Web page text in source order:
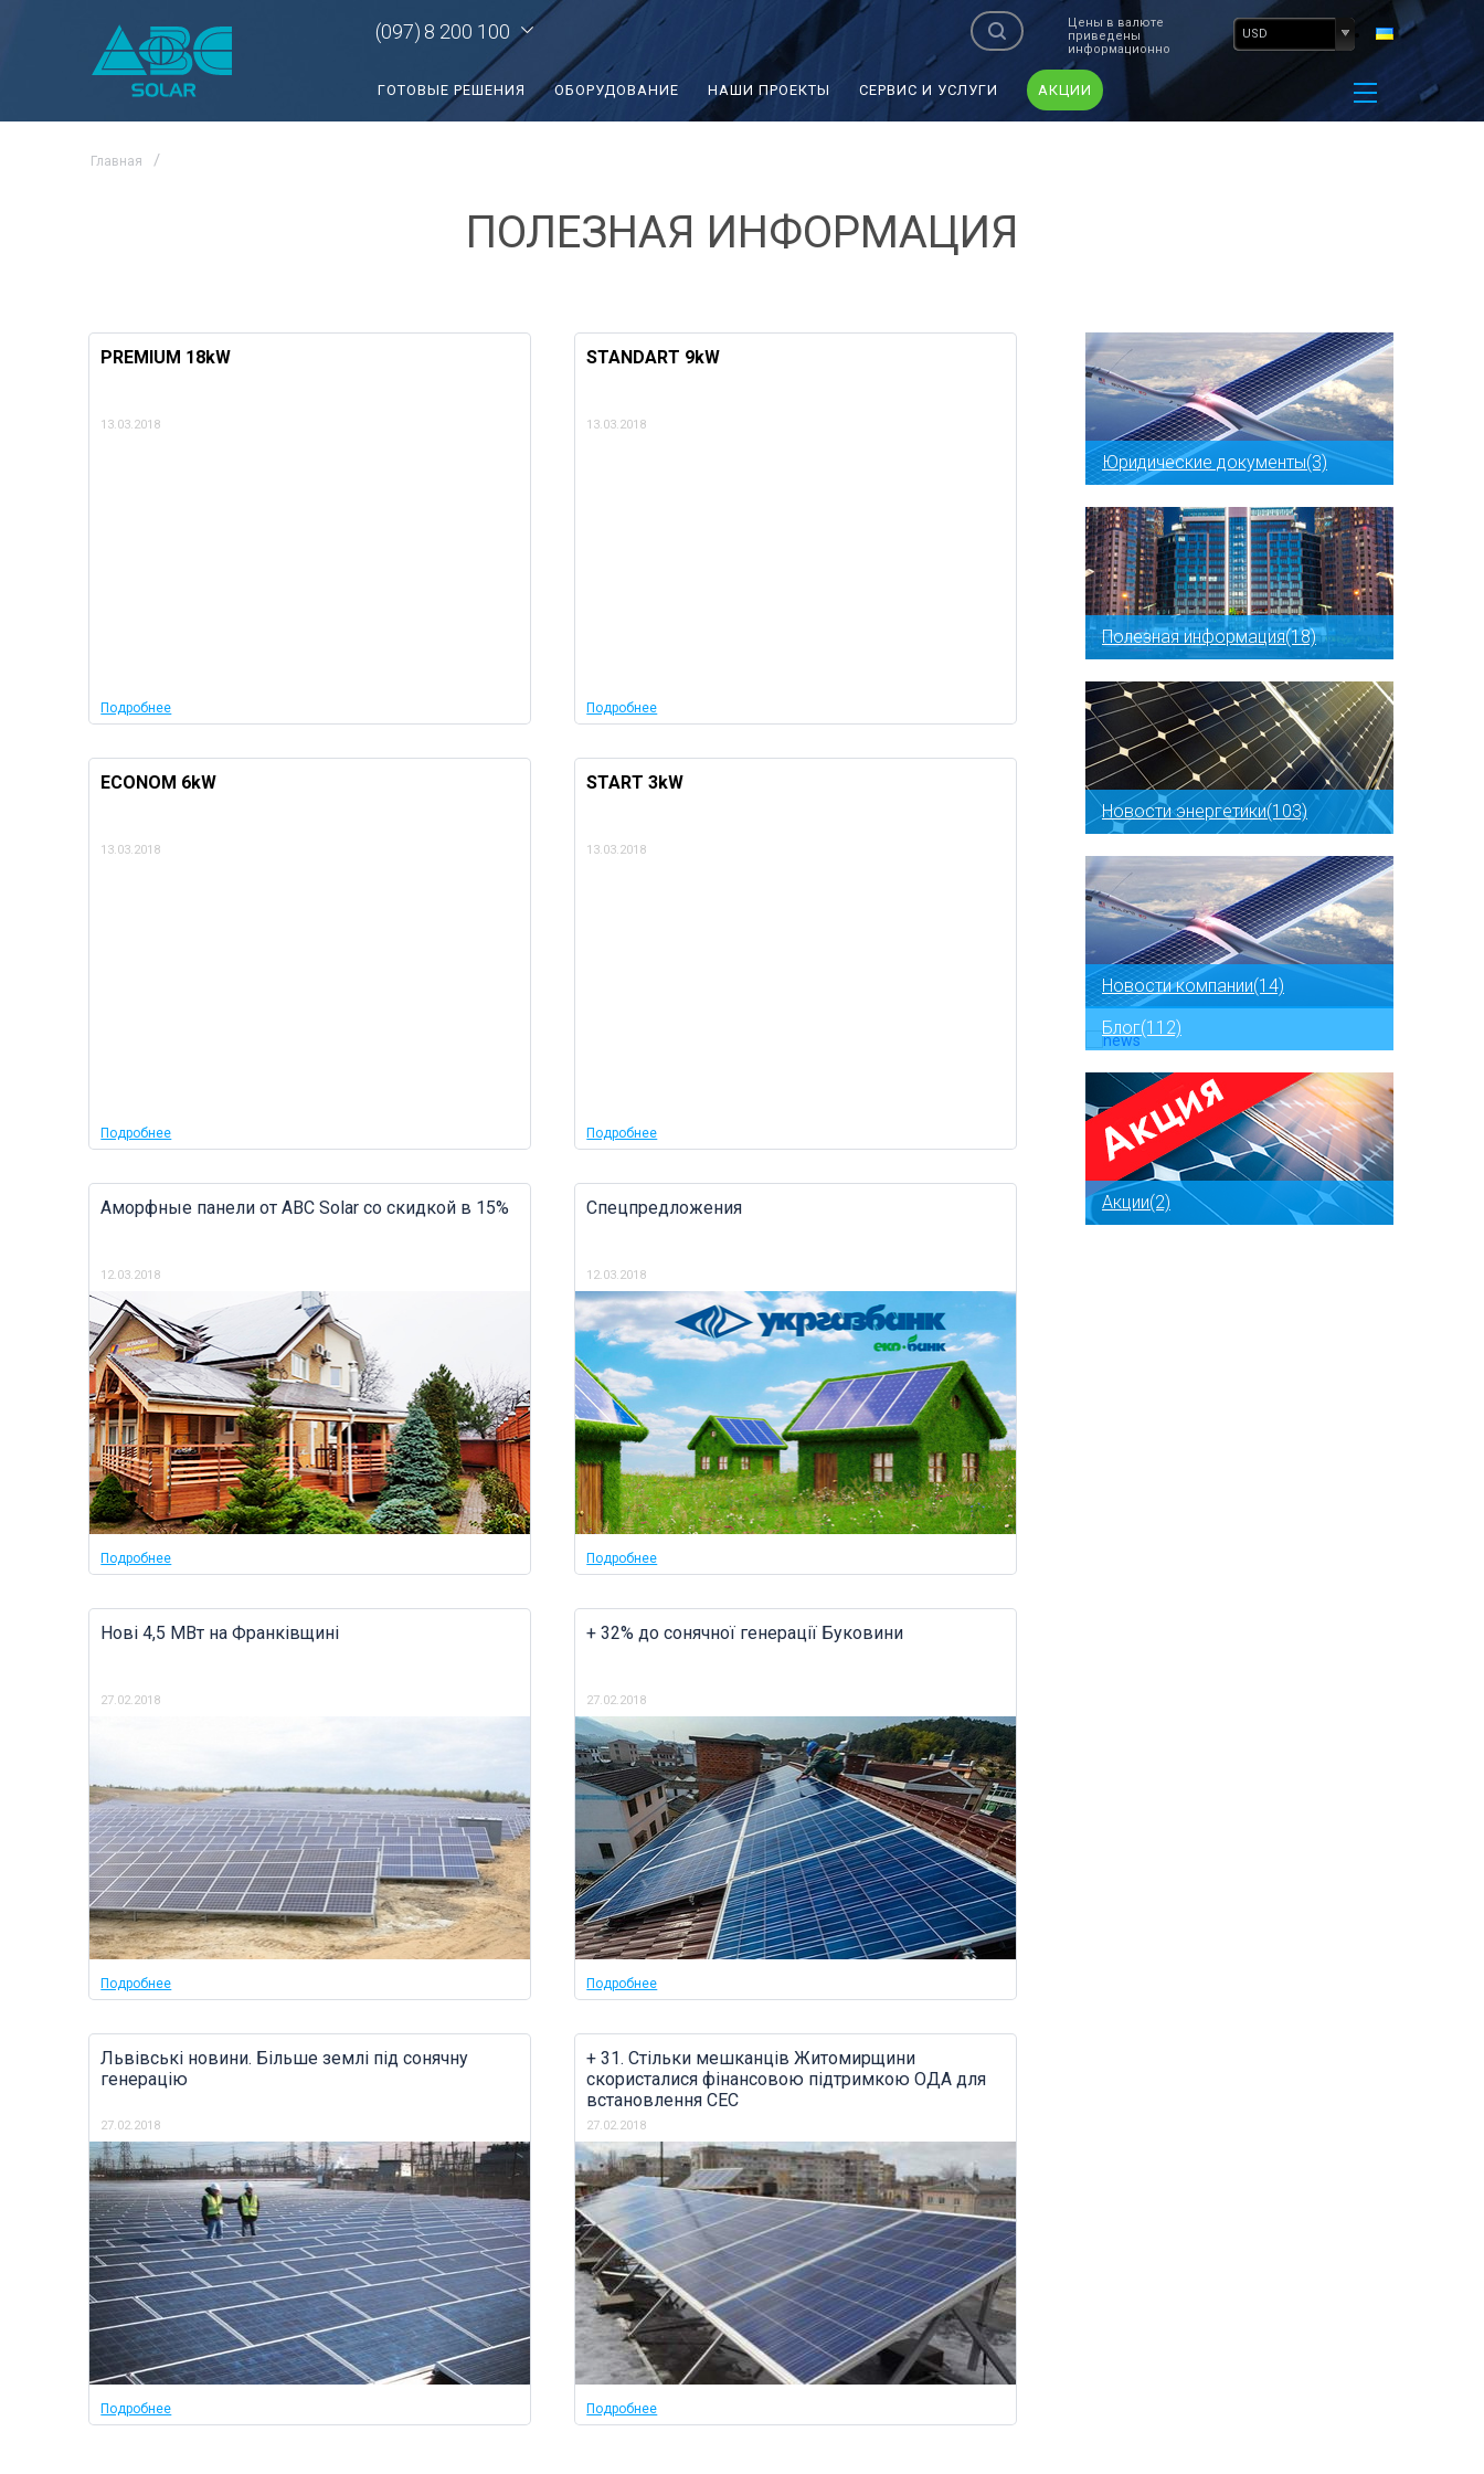
(097) 8 200 100
Цены в валюте
приведены
информационно
USD
ГОТОВЫЕ РЕШЕНИЯ ОБОРУДОВАНИЕ НАШИ ПРОЕКТЫ СЕРВИС И УСЛУГИ АКЦИИ
Главная
ПОЛЕЗНАЯ ИНФОРМАЦИЯ
PREMIUM 18kW
13.03.2018
Подробнее
STANDART 9kW
13.03.2018
Подробнее
ECONOM 6kW
13.03.2018
Подробнее
START 3kW
13.03.2018
Подробнее
Аморфные панели от ABC Solar со скидкой в 15%
12.03.2018
Подробнее
Спецпредложения
12.03.2018
Подробнее
Нові 4,5 МВт на Франківщині
27.02.2018
Подробнее
+ 32% до сонячної генерації Буковини
27.02.2018
Подробнее
Львівські новини. Більше землі під сонячну
генерацію
27.02.2018
Подробнее
+ 31. Cтільки мешканців Житомирщини
скористалися фінансовою підтримкою ОДА для
встановлення СЕС
27.02.2018
Подробнее
Юридические документы(3)
Полезная информация(18)
Новости энергетики(103)
Новости компании(14)
Блог(112)
Акции(2)